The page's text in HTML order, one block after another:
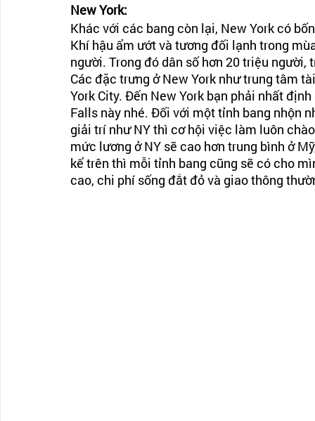
New York:
Khác với các bang còn lại, New York có
Khí hậu ẩm ướt và tương đối lạnh trong
người. Trong đó dân số hơn 20 triệu
Các đặc trưng ở New York như trung tâm
York City. Đến New York bạn phải nhất
Falls này nhé. Đối với một tỉnh bang nhộn
giải trí như NY thì cơ hội việc làm luôn
mức lương ở NY sẽ cao hơn trung bình ở
kể trên thì mỗi tỉnh bang cũng sẽ có cho
cao, chi phí sống đắt đỏ và giao thông